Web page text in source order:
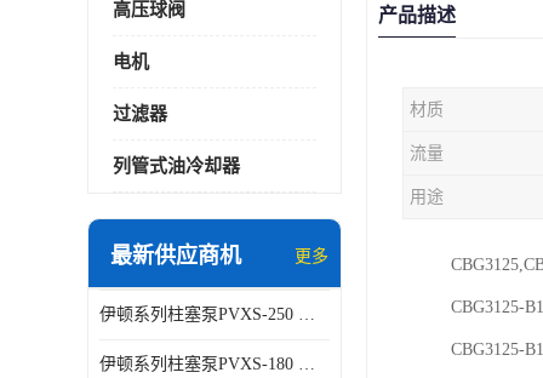
高压球阀
电机
过滤器
列管式油冷却器
最新供应商机 更多
伊顿系列柱塞泵PVXS-250 钢铁厂液压系统增压油泵
伊顿系列柱塞泵PVXS-180 钢铁厂液压系统增压油泵
产品描述
材质
流量
用途
CBG3125-
CBG3125-